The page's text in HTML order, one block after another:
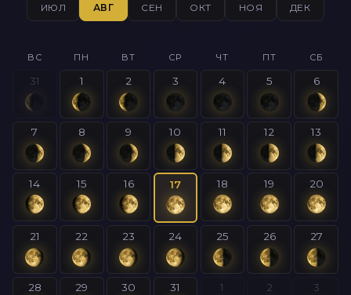
ИЮЛ АВГ СЕН ОКТ НОЯ ДЕК
ВС ПН ВТ СР ЧТ ПТ СБ
31 1 2 3 4 5 6
7 8 9 10 11 12 13
14 15 16 17 18 19 20
21 22 23 24 25 26 27
28 29 30 31 1 2 3